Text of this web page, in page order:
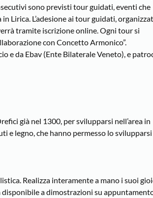
sono previsti tour guidati, eventi che
Lirica. L’adesione ai tour guidati,
tramite iscrizione online. Ogni tour si
con Concetto Armonico”.
e da Ebav (Ente Bilaterale Veneto), e
già nel 1300, per svilupparsi nell’area in
e legno, che hanno permesso lo
Realizza interamente a mano i suoi
disponibile a dimostrazioni su